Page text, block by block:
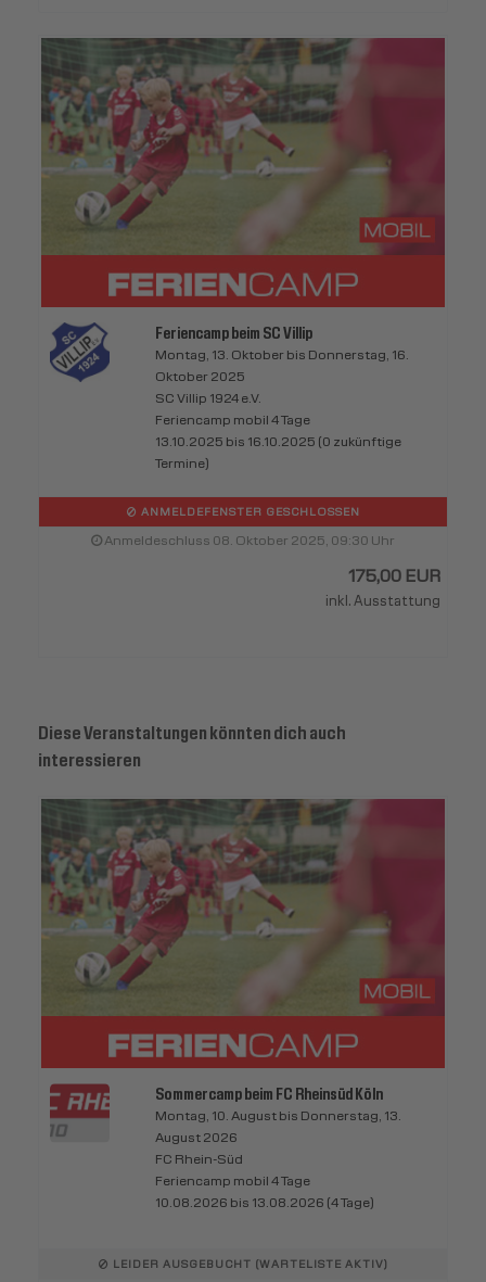
Feriencamp beim SC Villip
Montag, 13. Oktober bis Donnerstag, 16.
Oktober 2025
SC Villip 1924 e.V.
Feriencamp mobil 4 Tage
13.10.2025 bis 16.10.2025 (0 zukünftige
Termine)
ANMELDEFENSTER GESCHLOSSEN
Anmeldeschluss 08. Oktober 2025, 09:30 Uhr
175,00 EUR
inkl. Ausstattung
Diese Veranstaltungen könnten dich auch
interessieren
Sommercamp beim FC Rheinsüd Köln
Montag, 10. August bis Donnerstag, 13.
August 2026
FC Rhein-Süd
Feriencamp mobil 4 Tage
10.08.2026 bis 13.08.2026 (4 Tage)
LEIDER AUSGEBUCHT (WARTELISTE AKTIV)